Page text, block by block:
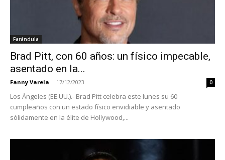
Farándula
Brad Pitt, con 60 años: un físico impecable,
asentado en la...
Fanny Varela - 17/12/2023 0
Los Ángeles (EE.UU.).- Brad Pitt celebra este lunes su 60
cumpleaños con un estado físico envidiable y asentado
sólidamente en la élite de Hollywood,...